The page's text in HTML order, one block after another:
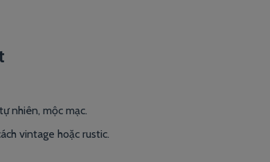
nhiên, mộc mạc.
vintage hoặc rustic.